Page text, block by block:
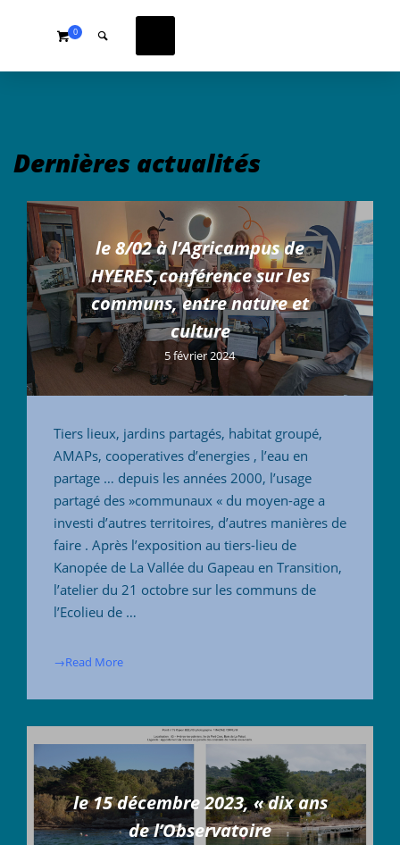
0
Dernières actualités
le 8/02 à l’Agricampus de
HYERES,conférence sur les
communs, entre nature et
culture
5 février 2024
Tiers lieux, jardins partagés, habitat groupé,
AMAPs, cooperatives d’energies , l’eau en
partage … depuis les années 2000, l’usage
partagé des »communaux « du moyen-age a
investi d’autres territoires, d’autres manières de
faire . Après l’exposition au tiers-lieu de
Kanopée de La Vallée du Gapeau en Transition,
l’atelier du 21 octobre sur les communs de
l’Ecolieu de …
→Read More
le 15 décembre 2023, « dix ans
de l’Observatoire